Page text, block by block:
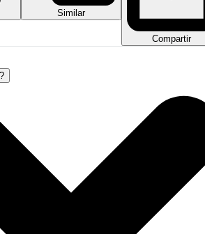
Similar
Compartir